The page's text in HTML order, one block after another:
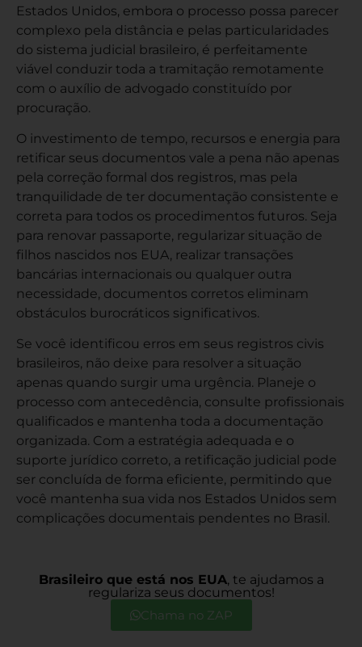
Estados Unidos, embora o processo possa parecer
complexo pela distância e pelas particularidades
do sistema judicial brasileiro, é perfeitamente
viável conduzir toda a tramitação remotamente
com o auxílio de advogado constituído por
procuração.
O investimento de tempo, recursos e energia para
retificar seus documentos vale a pena não apenas
pela correção formal dos registros, mas pela
tranquilidade de ter documentação consistente e
correta para todos os procedimentos futuros. Seja
para renovar passaporte, regularizar situação de
filhos nascidos nos EUA, realizar transações
bancárias internacionais ou qualquer outra
necessidade, documentos corretos eliminam
obstáculos burocráticos significativos.
Se você identificou erros em seus registros civis
brasileiros, não deixe para resolver a situação
apenas quando surgir uma urgência. Planeje o
processo com antecedência, consulte profissionais
qualificados e mantenha toda a documentação
organizada. Com a estratégia adequada e o
suporte jurídico correto, a retificação judicial pode
ser concluída de forma eficiente, permitindo que
você mantenha sua vida nos Estados Unidos sem
complicações documentais pendentes no Brasil.
Você também pode
gostar
Brasileiro que está nos EUA, te ajudamos a
regulariza seus documentos!
Chama no ZAP